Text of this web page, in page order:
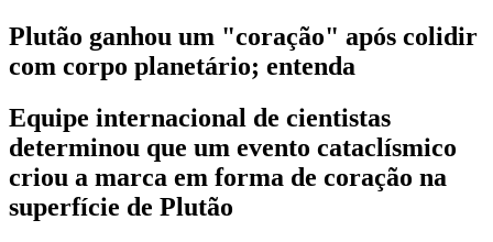
Plutão ganhou um "coração" após colidir
com corpo planetário; entenda
Equipe internacional de cientistas
determinou que um evento cataclísmico
criou a marca em forma de coração na
superfície de Plutão